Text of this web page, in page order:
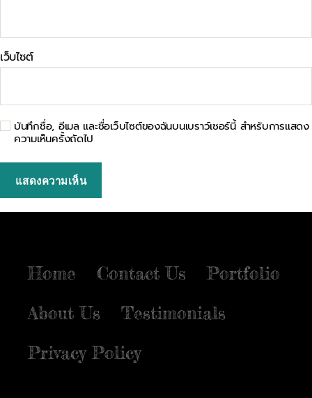
เว็บไซต์
บันทึกชื่อ, อีเมล และชื่อเว็บไซต์ของฉันบนเบราว์เซอร์นี้ สำหรับการแสดง
ความเห็นครั้งถัดไป
Home Contact Us
Portfolio
About Us
Testimonials
Privacy Policy